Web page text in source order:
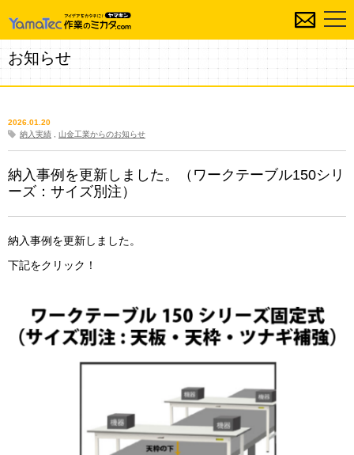
お知らせ
2026.01.20
納入実績
山金工業からのお知らせ
納入事例を更新しました。（ワークテーブル150シリ
ーズ：サイズ別注）
納入事例を更新しました。
下記をクリック！